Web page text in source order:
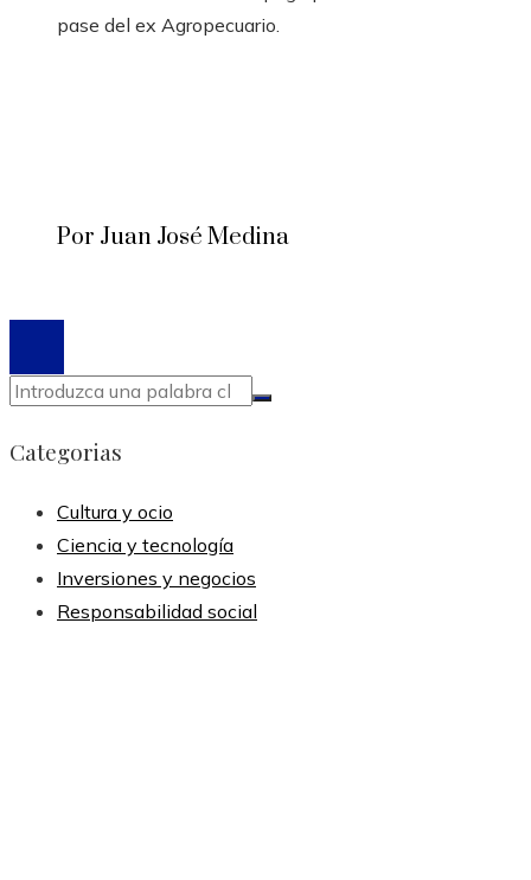
pase del ex Agropecuario.
Por Juan José Medina
Categorias
Cultura y ocio
Ciencia y tecnología
Inversiones y negocios
Responsabilidad social